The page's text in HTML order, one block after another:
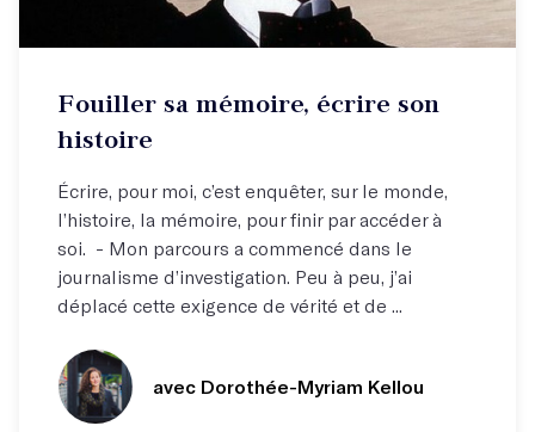
Libérez-vous et écrivez votre histoire !
Fouiller sa mémoire, écrire son
histoire
Écrire, pour moi, c’est enquêter, sur le monde,
l’histoire, la mémoire, pour finir par accéder à
soi. - Mon parcours a commencé dans le
journalisme d’investigation. Peu à peu, j’ai
déplacé cette exigence de vérité et de ...
avec Dorothée-Myriam Kellou